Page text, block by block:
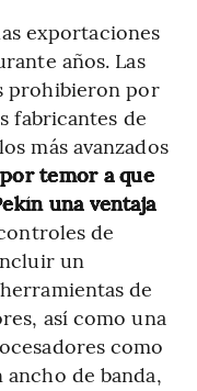
exportaciones
años. Las
prohibieron por
fabricantes de
más avanzados
por temor a que
una ventaja
de
un
de
así como una
como
de banda,